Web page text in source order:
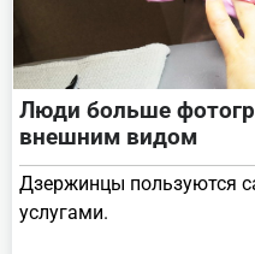
Люди больше
внешним видом
Дзержинцы пользуются
услугами.